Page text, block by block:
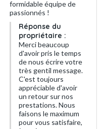
formidable équipe de
passionnés !
Réponse du
propriétaire :
Merci beaucoup
d'avoir pris le temps
de nous écrire votre
très gentil message.
C'est toujours
appréciable d'avoir
un retour sur nos
prestations. Nous
faisons le maximum
pour vous satisfaire,